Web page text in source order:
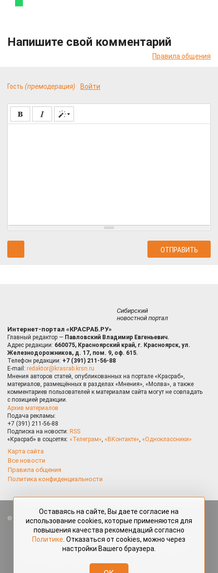
Напишите свой комментарий
Правила общения
Гость (премодерация) Войти
Сибирский
новостной портал
Интернет-портал «КРАСРАБ.РУ»
Главный редактор — Павловский Владимир Евгеньевич.
Адрес редакции: 660075, Красноярский край, г. Красноярск, ул.
Железнодорожников, д. 17, пом. 9, оф. 615.
Телефон редакции: +7 (391) 211-56-88
E-mail: redaktor@krasrab.krsn.ru
Мнения авторов статей, опубликованных на портале «Красраб»,
материалов, размещённых в разделах «Мнения», «Молва», а также
комментариев пользователей к материалам сайта могут не совпадать
с позицией редакции.
Архив материалов
Подача рекламы:
+7 (391) 211-56-88
Подписка на новости: RSS
«Красраб» в соцсетях: «Телеграм», «ВКонтакте», «Одноклассники»
Карта сайта
Все новости
Правила общения
Политика конфиденциальности
Все права защищены. Любые материалы, размещённые на портале
«Красраб.ру» сотрудниками редакции, нештатными авторами
и читателями, являются объектами авторского права. Полное или
частичное использование материалов, размещённых на портале
«Красраб.ру», допускается только с письменного согласия редакции
redaktor@krasrab.krsn.ru.
Оставаясь на сайте, Вы даете согласие на
использование cookies, которые применяются для
повышения качества рекомендаций согласно
Политике . Отказаться от cookies, можно через
настройки Вашего браузера.